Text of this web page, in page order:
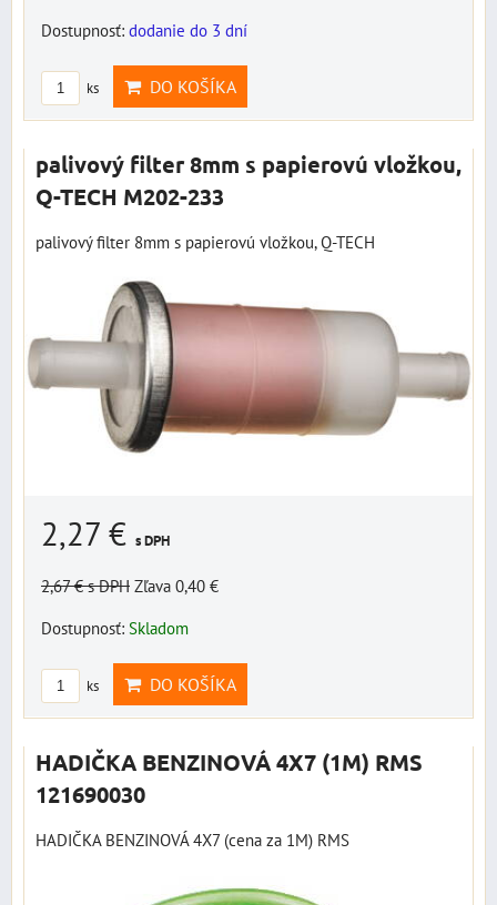
Dostupnosť: dodanie do 3 dní
ks DO KOŠÍKA
palivový filter 8mm s papierovú vložkou,
Q-TECH M202-233
palivový filter 8mm s papierovú vložkou, Q-TECH
2,27 € s DPH
2,67 €s DPH Zľava 0,40 €
Dostupnosť: Skladom
ks DO KOŠÍKA
HADIČKA BENZINOVÁ 4X7 (1M) RMS
121690030
HADIČKA BENZINOVÁ 4X7 (cena za 1M) RMS